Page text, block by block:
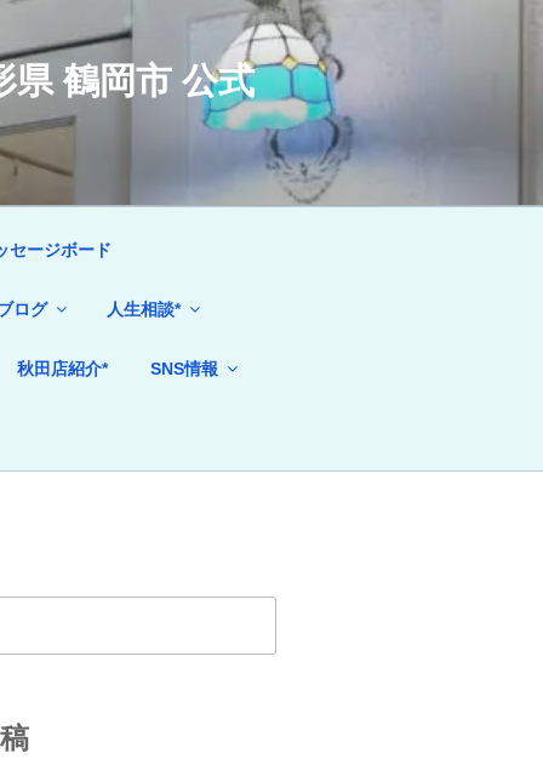
鶴岡市 公式
セージボード
ログ 人生相談*
秋田店紹介* SNS情報